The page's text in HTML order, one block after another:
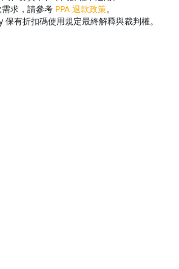
求，請參考 PPA 退款政策。
有折扣碼使用規定最終解釋與裁判權。